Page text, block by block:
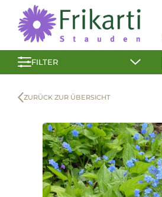
FILTER
ZURÜCK ZUR ÜBERSICHT